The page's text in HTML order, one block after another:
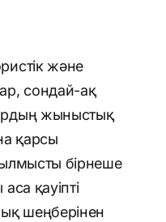
және
сондай-ақ
жыныстық
қарсы
бірнеше
қауіпті
шеңберінен